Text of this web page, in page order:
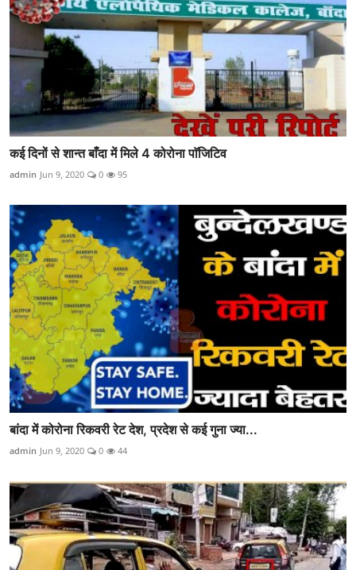
कई दिनों से शान्त बाँदा में मिले 4 कोरोना पाॅजिटिव
admin Jun 9, 2020 0 95
बांदा में कोरोना रिकवरी रेट देश, प्रदेश से कई गुना ज्या...
admin Jun 9, 2020 0 44